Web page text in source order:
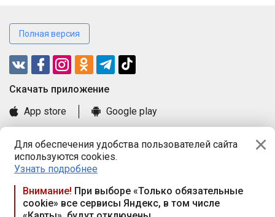
Для обеспечения удобства пользователей сайта
используются cookies.
Узнать подробнее
Внимание! При выборе «Только обязательные
cookie» все сервисы Яндекс, в том числе
Полная версия
Cкачать приложение
App store
Google play
Книга замечаний и предложений
Правила и документы
Praca.by © 2000—2026, ООО «ПРАЦА БАЙ»
Республика Беларусь, 220114, г. Минск, пр-т Независимости
117а, пом. № 9.